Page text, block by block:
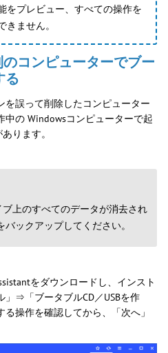
をプレビュー、すべての操作を
ません。
コンピューターでブー
る
を誤って削除したコンピューター
中の Windowsコンピューターで起
ります。
ブ上のすべてのデータが消去され
ックアップしてください。
をダウンロードし、インスト
」⇒「ブータブルCD／USBを作
操作を確認してから、「次へ」